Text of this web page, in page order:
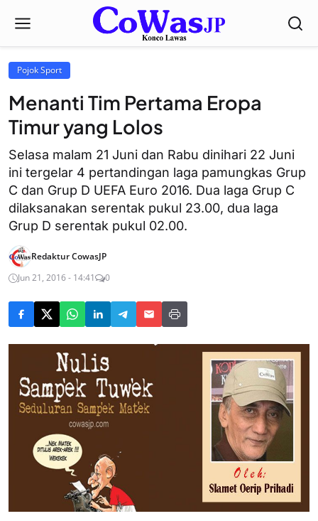
Pojok Sport
Menanti Tim Pertama Eropa
Timur yang Lolos
Selasa malam 21 Juni dan Rabu dinihari 22 Juni
ini tergelar 4 pertandingan laga pamungkas Grup
C dan Grup D UEFA Euro 2016. Dua laga Grup C
dilaksanakan serentak pukul 23.00, dua laga
Grup D serentak pukul 02.00.
Redaktur CowasJP
Jun 21, 2016 - 14:41
0